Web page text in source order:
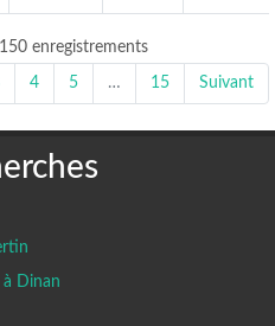
enregistrements
4 5 … 15 Suivant
à Dinan